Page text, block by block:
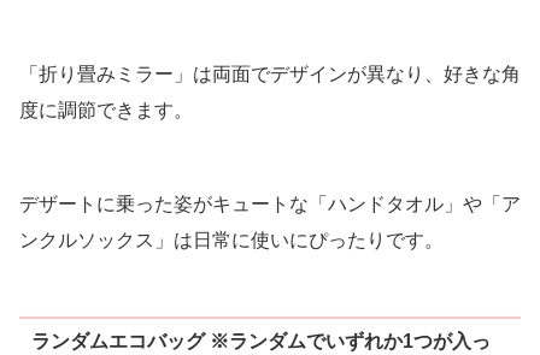
「折り畳みミラー」は両面でデザインが異なり、好きな角
度に調節できます。
デザートに乗った姿がキュートな「ハンドタオル」や「ア
ンクルソックス」は日常に使いにぴったりです。
ランダムエコバッグ ※ランダムでいずれか1つが入っ